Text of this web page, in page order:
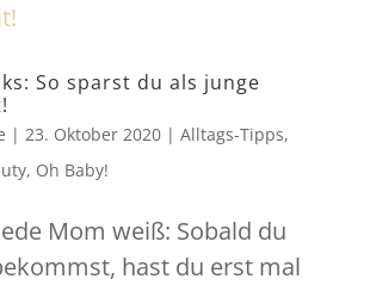
So sparst du als junge
| 23. Oktober 2020| Alltags-Tipps,
, Oh Baby!
Mom weiß: Sobald du
hast du erst mal